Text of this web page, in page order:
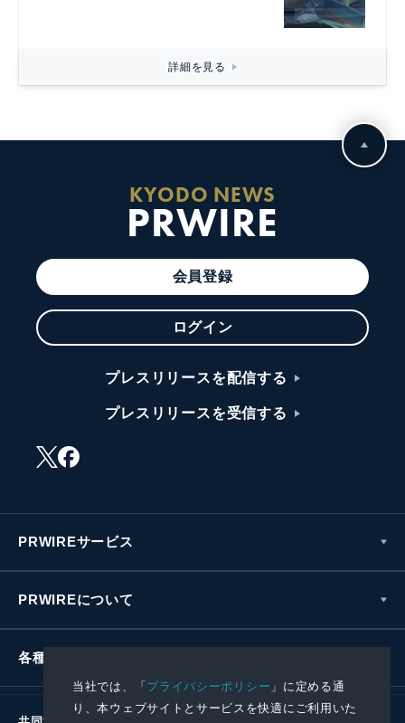
当社では、「プライバシーポリシー 」に定める通
り、本ウェブサイトとサービスを快適にご利用いた
詳細を見る
KYODO NEWS
PRWIRE
会員登録
ログイン
プレスリリースを配信する
プレスリリースを受信する
PRWIREサービス
PRWIREについて
各種お問い合わせ